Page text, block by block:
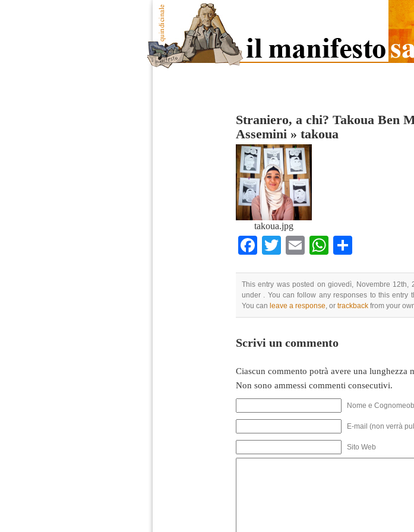
Straniero, a chi? Takoua Ben
Assemini » takoua
takoua.jpg
Facebook
TwitterEmailWhatsApp
This entry was posted on giovedì, Novembre 12th,
under . You can follow any responses to this entry
You can leave a response, or trackback from your
Scrivi un commento
Ciascun commento potrà avere una lunghezza
Non sono ammessi commenti consecutivi.
Nome e
E-mail (non verrà
Sito Web